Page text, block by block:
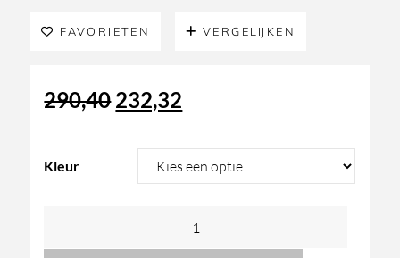
FAVORIETEN VERGELIJKEN
290,40Oorspronkelijke
prijs
was:
232,32
prijs
is:
232,32.
Kleur
Cobber